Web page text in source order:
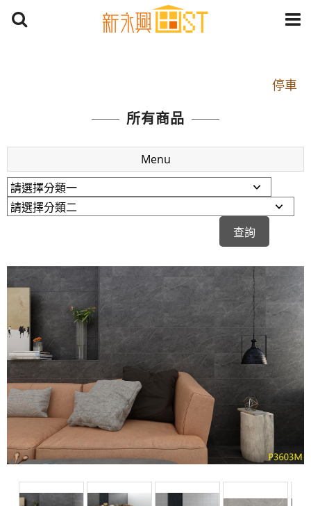
停車
捷運： 中和線【頂溪站 2 號出口】往中山路1段139
原Line已滿 無法加Line好友 請親愛的客戶加入
LINE官方帳號@a0975005573
開車：中山路1段 到永平路路口(樂華夜市口)門口可
停車
捷運： 中和線【頂溪站 2 號出口】往中山路1段139
號約10分鐘
原Line已滿 無法加Line好友 請親愛的客戶加入
LINE官方帳號@a0975005573
所有商品
Menu